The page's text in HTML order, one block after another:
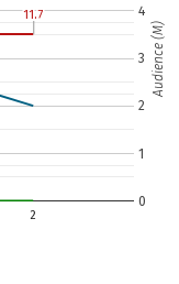
2
0
1
2
3
4
11.7
11.7
Audience (M)